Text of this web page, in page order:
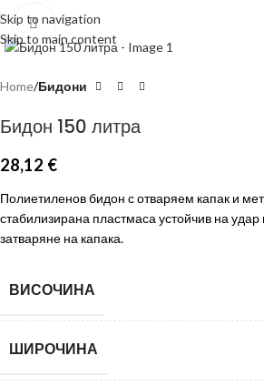
Skip to navigation
Skip to main content
Click to enlarge
Home Бидони
Бидон 150 литра
28,12 €
Полиетиленов бидон с отваряем капак и
стабилизирана пластмаса устойчив на
затваряне на капака.
ВИСОЧИНА
ШИРОЧИНА